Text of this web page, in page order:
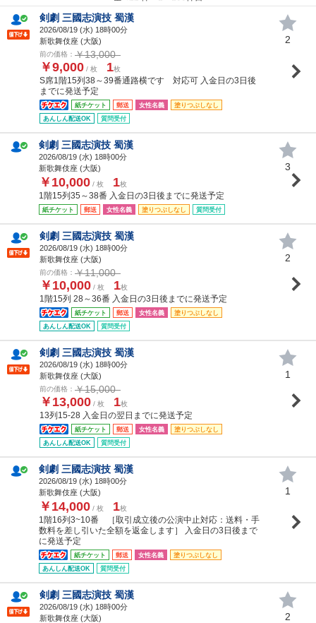
剣劇 三國志演技 蜀漢
2026/08/19 (水) 18時00分
新歌舞伎座 (大阪)
前の価格： ￥13,000
￥9,000 / 枚 1枚
S席1階15列38～39番通路横です 対応可 入金日の3日後
までに発送予定
紙チケット 郵送 女性名義
塗りつぶしなし
あんしん配送OK
質問受付
2
剣劇 三國志演技 蜀漢
2026/08/19 (水) 18時00分
新歌舞伎座 (大阪)
￥10,000 / 枚 1枚
1階15列35～38番 入金日の3日後までに発送予定
紙チケット 郵送 女性名義 塗りつぶしなし 質問受付
3
剣劇 三國志演技 蜀漢
2026/08/19 (水) 18時00分
新歌舞伎座 (大阪)
前の価格： ￥11,000
￥10,000 / 枚 1枚
1階15列 28～36番 入金日の3日後までに発送予定
紙チケット 郵送 女性名義
塗りつぶしなし
あんしん配送OK
質問受付
2
剣劇 三國志演技 蜀漢
2026/08/19 (水) 18時00分
新歌舞伎座 (大阪)
前の価格： ￥15,000
￥13,000 / 枚 1枚
13列15-28 入金日の翌日までに発送予定
紙チケット 郵送 女性名義
塗りつぶしなし
あんしん配送OK
質問受付
1
剣劇 三國志演技 蜀漢
2026/08/19 (水) 18時00分
新歌舞伎座 (大阪)
￥14,000 / 枚 1枚
1階16列3~10番 ［取引成立後の公演中止対応：送料・手
数料を差し引いた全額を返金します］ 入金日の3日後まで
に発送予定
紙チケット 郵送 女性名義
塗りつぶしなし
あんしん配送OK
質問受付
1
剣劇 三國志演技 蜀漢
2026/08/19 (水) 18時00分
新歌舞伎座 (大阪)
2